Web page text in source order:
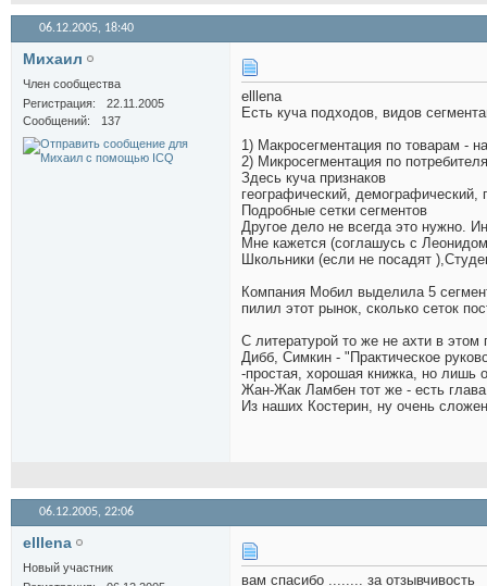
06.12.2005, 18:40
Михаил
Член сообщества
Регистрация
22.11.2005
Сообщений
137
elllena
Есть куча подходов, видов
1) Макросегментация по товарам -
2) Микросегментация по
Здесь куча признаков
географический, демографический,
Подробные сетки сегментов
Другое дело не всегда это нужно.
Мне кажется (соглашусь с
Школьники (если не посадят
Компания Мобил выделила 5
пилил этот рынок, сколько сеток
С литературой то же не ахти в этом
Дибб, Симкин - "Практическое
-простая, хорошая книжка, но лишь
Жан-Жак Ламбен тот же - есть
Из наших Костерин, ну очень
06.12.2005, 22:06
elllena
Новый участник
вам спасибо ........ за отзывчивость